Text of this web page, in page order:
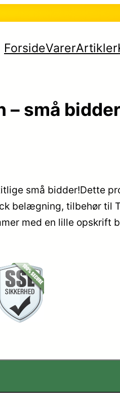
ForsideVarerArtikler
– små
små bidder!Dette
belægning, tilbehør til
med en lille opskrift